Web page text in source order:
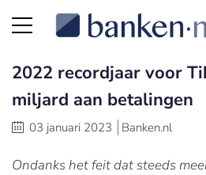
2022 recordjaar voor
miljard aan betalingen
03 januari 2023 Banken.nl
Ondanks het feit dat steeds